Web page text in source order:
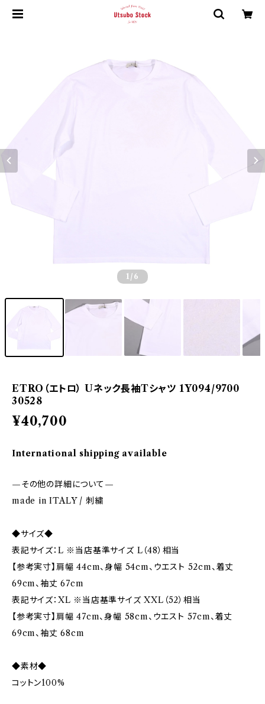
1 /6
ETRO（エトロ） Uネック長袖Tシャツ 1Y094/9700
30528
¥40,700
International shipping available
—その他の詳細について—
made in ITALY / 刺繍
◆サイズ◆
表記サイズ：L ※当店基準サイズ L（48）相当
【参考実寸】肩幅 44cm、身幅 54cm、ウエスト 52cm、着丈
69cm、袖丈 67cm
表記サイズ：XL ※当店基準サイズ XXL（52）相当
【参考実寸】肩幅 47cm、身幅 58cm、ウエスト 57cm、着丈
69cm、袖丈 68cm
◆素材◆
コットン100%